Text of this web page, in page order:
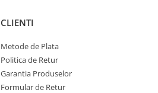
CLIENTI
Metode de Plata
Politica de Retur
Garantia Produselor
Formular de Retur